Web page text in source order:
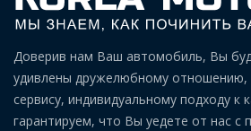
Доверив нам Ваш автомобиль, Вы
удивлены дружелюбному отношению,
сервису, индивидуальному подходу
гарантируем, что Вы уедете от нас с